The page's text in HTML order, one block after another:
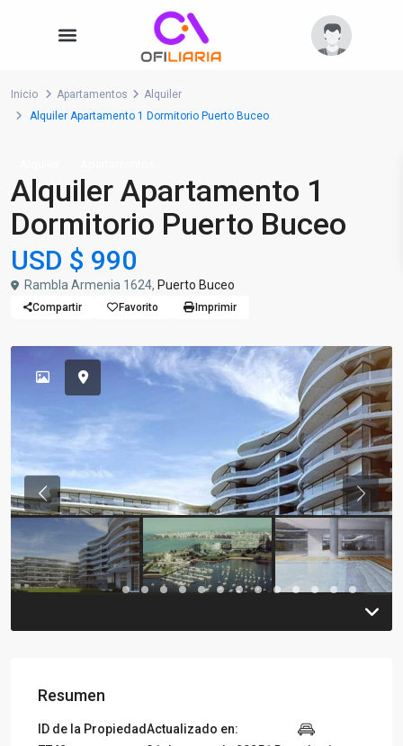
Inicio Apartamentos
Alquiler
Alquiler Apartamento 1 Dormitorio Puerto Buceo
Alquiler Apartamento 1
Dormitorio Puerto Buceo
USD $ 990
Rambla Armenia 1624, Puerto Buceo
Compartir Favorito Imprimir
Previous
Resumen
ID de la PropiedadActualizado en: